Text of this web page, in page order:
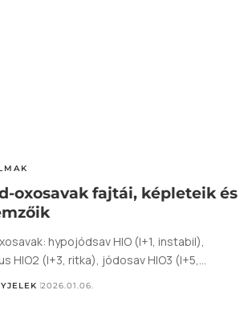
oxosavak fajtái, képleteik és
hypojódsav HIO (I+1, instabil),
HIO2 (I+3, ritka), jódosav HIO3 (I+5,…
2026.01.06.